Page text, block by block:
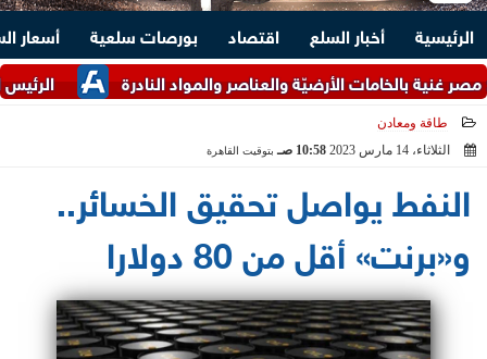
الرئيسية أخبار السلع اقتصاد بورصات سلعية
أسعار
الرئيس السيسي
الأرضيّة والعناصر والمواد النادرة
طاقة ومعادن
الثلاثاء، 14 مارس 2023
10:58 صـ بتوقيت القاهرة
النفط يواصل تحقيق الخسائر..
و«برنت» أقل من 80 دولارا